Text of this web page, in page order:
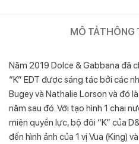
MÔ TẢTHÔNG
Năm 2019 Dolce & Gabbana đã
“K” EDT được sáng tác bởi các
Bugey và Nathalie Lorson và đó
năm sau đó. Với tạo hình 1 chai
miện quyền lực, bộ đôi “K” của
đến hình ảnh của 1 vị Vua (King)